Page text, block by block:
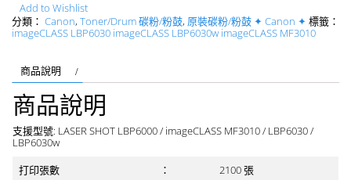
Add to Wishlist
分類： Canon, Toner/Drum 碳粉/粉鼓, 原裝碳粉/粉鼓 ✦ Canon ✦ 標籤：
imageCLASS LBP6030 imageCLASS LBP6030w imageCLASS MF3010
商品說明
商品說明
支援型號: LASER SHOT LBP6000 / imageCLASS MF3010 / LBP6030 /
LBP6030w
打印張數
：
2100 張